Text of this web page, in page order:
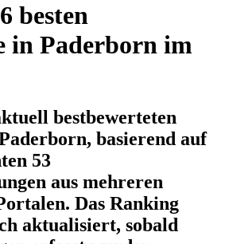
besten
in Paderborn im
bestbewerteten
basierend auf
53
aus mehreren
Das Ranking
aktualisiert, sobald